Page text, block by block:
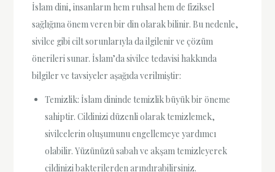
İslam dini, insanların hem ruhsal hem de fiziksel
sağlığına önem veren bir din olarak bilinir. Bu nedenle,
sivilce gibi cilt sorunlarıyla da ilgilenir ve çözüm
önerileri sunar. İslam’da sivilce tedavisi hakkında
bilgiler ve tavsiyeler aşağıda verilmiştir:
Temizlik: İslam dininde temizlik büyük bir öneme
sahiptir. Cildinizi düzenli olarak temizlemek,
sivilcelerin oluşumunu engellemeye yardımcı
olabilir. Yüzünüzü sabah ve akşam temizleyerek
cildinizi bakterilerden arındırabilirsiniz.